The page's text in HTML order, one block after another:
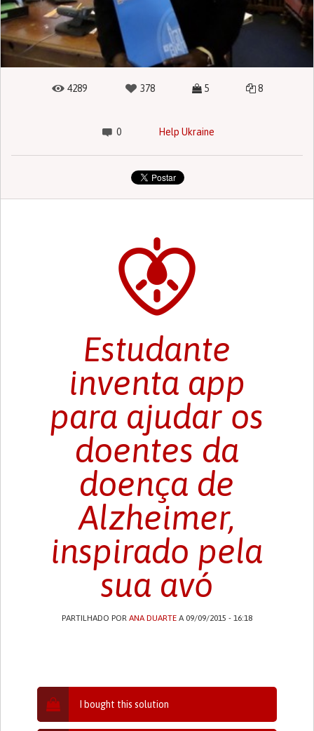
4289 378 5 8
0 Help Ukraine
Estudante
inventa app
para ajudar os
doentes da
doença de
Alzheimer,
inspirado pela
sua avó
PARTILHADO POR ANA DUARTEA 09/09/2015 - 16:18
I bought this solution